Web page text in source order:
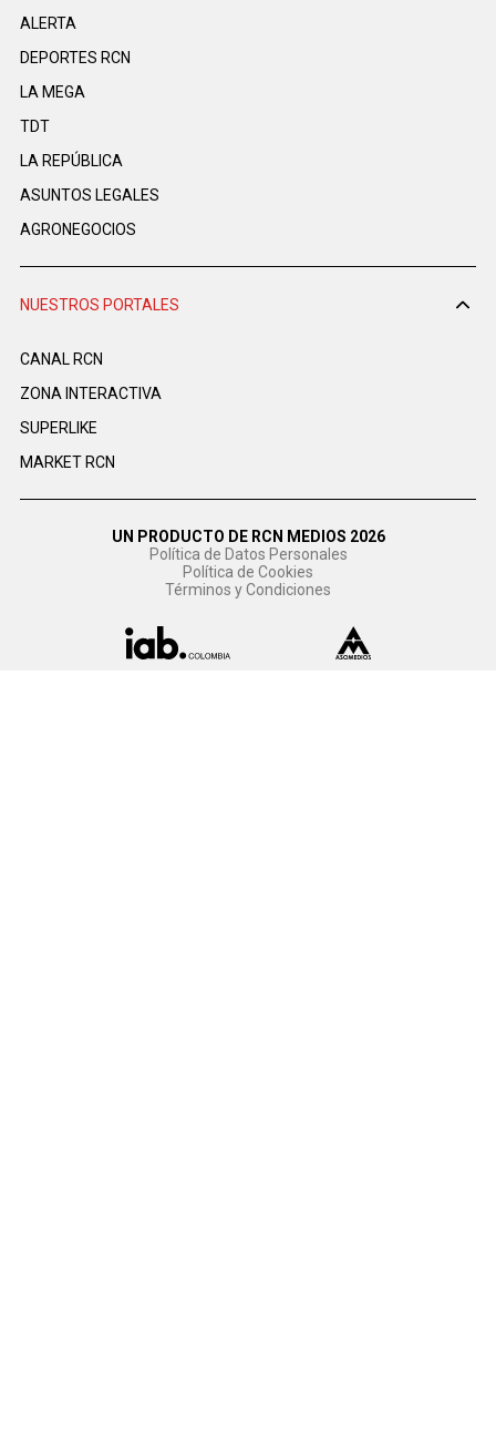
ALERTA
DEPORTES RCN
LA MEGA
TDT
LA REPÚBLICA
ASUNTOS LEGALES
AGRONEGOCIOS
NUESTROS PORTALES
CANAL RCN
ZONA INTERACTIVA
SUPERLIKE
MARKET RCN
UN PRODUCTO DE RCN MEDIOS 2026
Política de Datos Personales
Política de Cookies
Términos y Condiciones